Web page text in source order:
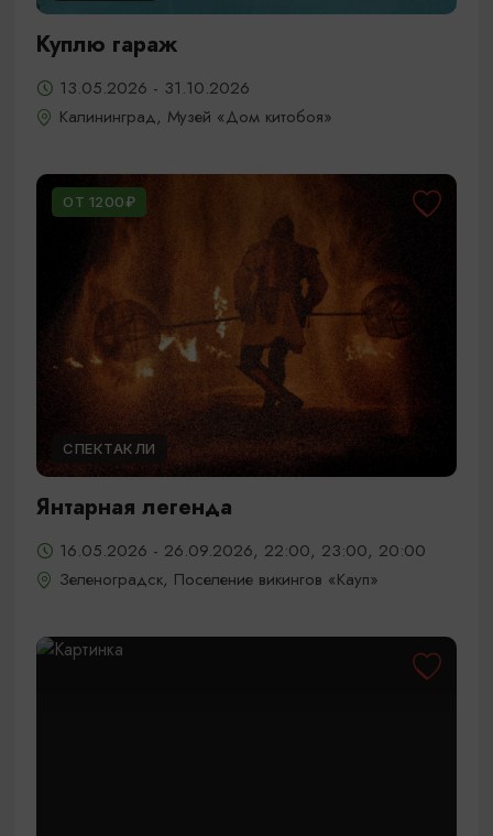
Куплю гараж
13.05.2026 - 31.10.2026
Калининград, Музей «Дом китобоя»
ОТ 1200₽
СПЕКТАКЛИ
Янтарная легенда
16.05.2026 - 26.09.2026, 22:00, 23:00, 20:00
Зеленоградск, Поселение викингов «Кауп»